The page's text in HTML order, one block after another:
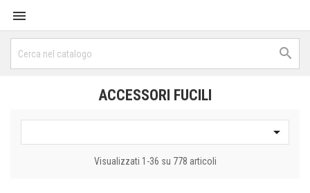


ACCESSORI FUCILI

Visualizzati 1-36 su 778 articoli